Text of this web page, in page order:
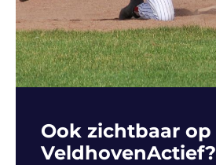
Ook zichtbaar op
VeldhovenActief?